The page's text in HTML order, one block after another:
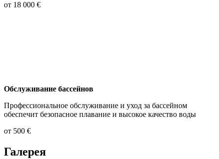
от 18 000 €
Обслуживание бассейнов
Профессиональное обслуживание и уход за бассейном
обеспечит безопасное плавание и высокое качество воды
от 500 €
Галерея